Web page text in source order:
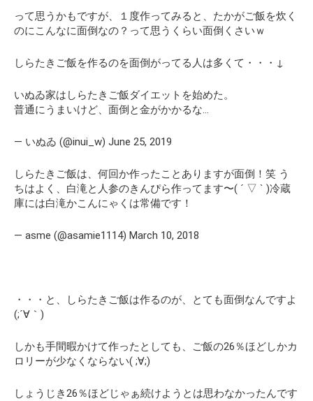
って思うかもですが、１度作ってみると、たかがご飯を炊く
のにこんなに面倒なの？って思うくらい面倒くさいｗ
しらたきご飯を作るのを面倒がってる人は多くて・・・↓
いぬゐ家はしらたきご飯ダイエットを始めた。
普通にうまいけど、面倒と金がかかるな…
— いぬゐ (@inui_w) June 25, 2019
しらたきご飯は、何回か作ったことありますが面倒！笑 う
ちはよく、白滝と人参のきんぴら作ってます〜( ´ ▽ ` )冷蔵
庫には白滝かこんにゃくは常備です！
— asme (@asamie1114) March 10, 2018
・・・と、しらたきご飯は作るのが、とても面倒なんですよ
(;´∀｀)
しかも手間暇かけて作ったとしても、ご飯の26％ほどしかカ
ロリーが少なくならない( ;∀;)
しょうじき26％ほどじゃぁ続けようとは思わなかったんです